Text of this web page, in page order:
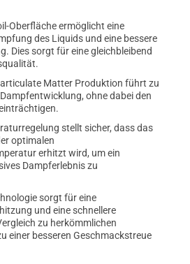
Oberfläche ermöglicht eine
des Liquids und eine bessere
Dies sorgt für eine gleichbleibend
Matter Produktion führt zu
ohne dabei den
stellt sicher, dass das
optimalen
erhitzt wird, um ein
Dampferlebnis zu
sorgt für eine
und eine schnellere
zu herkömmlichen
einer besseren Geschmackstreue